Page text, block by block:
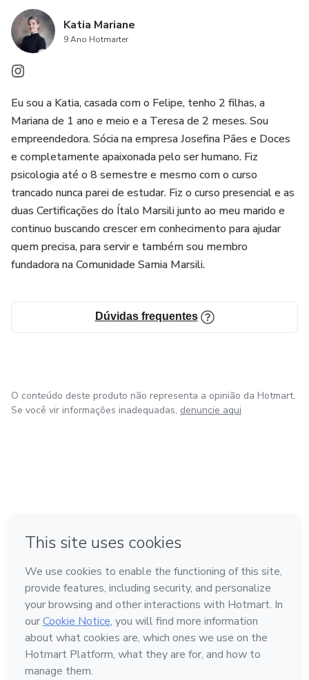
Katia Mariane
9 Ano Hotmarter
Eu sou a Katia, casada com o Felipe, tenho 2 filhas, a
Mariana de 1 ano e meio e a Teresa de 2 meses. Sou
empreendedora. Sócia na empresa Josefina Pães e Doces
e completamente apaixonada pelo ser humano. Fiz
psicologia até o 8 semestre e mesmo com o curso
trancado nunca parei de estudar. Fiz o curso presencial e as
duas Certificações do Ítalo Marsili junto ao meu marido e
continuo buscando crescer em conhecimento para ajudar
quem precisa, para servir e também sou membro
fundadora na Comunidade Samia Marsili.
Dúvidas frequentes
O conteúdo deste produto não representa a opinião da Hotmart.
Se você vir informações inadequadas, denuncie aqui
Feito com ❤ em Bogotá
Conheça a Hotmart
Idioma
Português